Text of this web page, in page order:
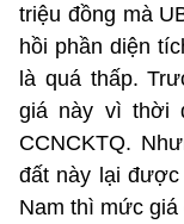
triệu đồng mà
hồi phần diện
là quá thấp.
giá này vì thời
CCNCKTQ.
đất này lại
Nam thì mức